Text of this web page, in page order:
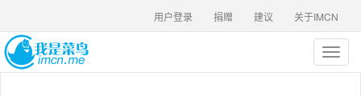
关于IMCN
建议
捐赠
用户登录
T
o